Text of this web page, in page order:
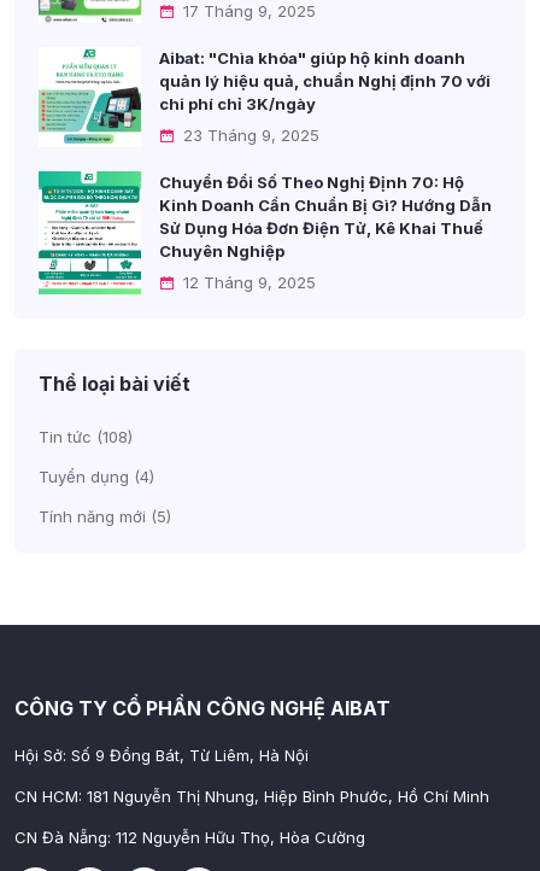
17 Tháng 9, 2025
Aibat: "Chìa khóa" giúp hộ kinh doanh
quản lý hiệu quả, chuẩn Nghị định 70 với
chi phí chỉ 3K/ngày
23 Tháng 9, 2025
Chuyển Đổi Số Theo Nghị Định 70: Hộ
Kinh Doanh Cần Chuẩn Bị Gì? Hướng Dẫn
Sử Dụng Hóa Đơn Điện Tử, Kê Khai Thuế
Chuyên Nghiệp
12 Tháng 9, 2025
Thể loại bài viết
Tin tức (108)
Tuyển dụng (4)
Tính năng mới (5)
CÔNG TY CỔ PHẦN CÔNG NGHỆ AIBAT
Hội Sở: Số 9 Đồng Bát, Từ Liêm, Hà Nội
CN HCM: 181 Nguyễn Thị Nhung, Hiệp Bình Phước, Hồ Chí Minh
CN Đà Nẵng: 112 Nguyễn Hữu Thọ, Hòa Cường